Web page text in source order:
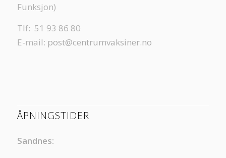
Funksjon)
Tlf: 51 93 86 80
E-mail: post@centrumvaksiner.no
ÅPNINGSTIDER
Sandnes: